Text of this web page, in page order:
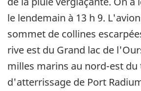
le lendemain à 13 h 9.
sommet de collines
rive est du Grand lac de
milles marins au nord-est du
d'atterrissage de Port